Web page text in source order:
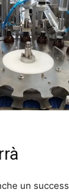
un